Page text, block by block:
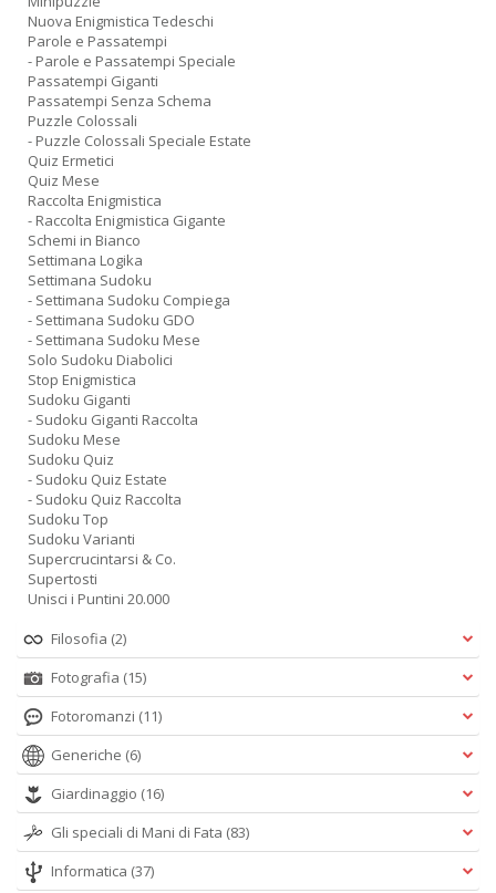
Nuova Enigmistica Tedeschi
Parole e Passatempi
- Parole e Passatempi Speciale
Passatempi Giganti
Passatempi Senza Schema
Puzzle Colossali
- Puzzle Colossali Speciale Estate
Quiz Ermetici
Quiz Mese
Raccolta Enigmistica
- Raccolta Enigmistica Gigante
Schemi in Bianco
Settimana Logika
Settimana Sudoku
- Settimana Sudoku Compiega
- Settimana Sudoku GDO
- Settimana Sudoku Mese
Solo Sudoku Diabolici
Stop Enigmistica
Sudoku Giganti
- Sudoku Giganti Raccolta
Sudoku Mese
Sudoku Quiz
- Sudoku Quiz Estate
- Sudoku Quiz Raccolta
Sudoku Top
Sudoku Varianti
Supercrucintarsi & Co.
Supertosti
Unisci i Puntini 20.000
Filosofia (2)
Fotografia (15)
Fotoromanzi (11)
Generiche (6)
Giardinaggio (16)
Gli speciali di Mani di Fata (83)
Informatica (37)